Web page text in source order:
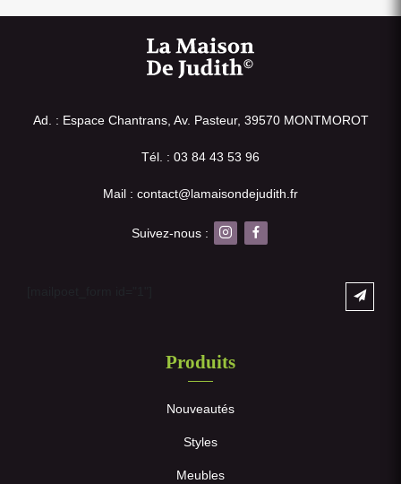
Ad. : Espace Chantrans, Av. Pasteur, 39570 MONTMOROT
Tél. : 03 84 43 53 96
Mail : contact@lamaisondejudith.fr
Suivez-nous :
Produits
Nouveautés
Styles
Meubles